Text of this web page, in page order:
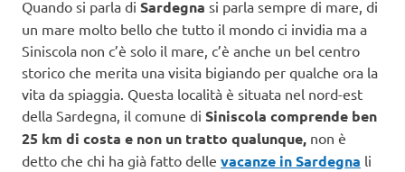
Quando si parla di Sardegna si parla sempre di mare, di
un mare molto bello che tutto il mondo ci invidia ma a
Siniscola non c’è solo il mare, c’è anche un bel centro
storico che merita una visita bigiando per qualche ora la
vita da spiaggia. Questa località è situata nel nord-est
della Sardegna, il comune di Siniscola comprende ben
25 km di costa e non un tratto qualunque, non è
detto che chi ha già fatto delle vacanze in Sardegna li